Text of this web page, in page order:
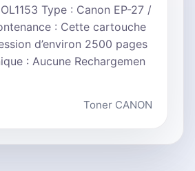
Type : Canon EP-27 /
: Cette cartouche
d’environ 2500 pages
: Aucune Rechargemen
Toner CANON